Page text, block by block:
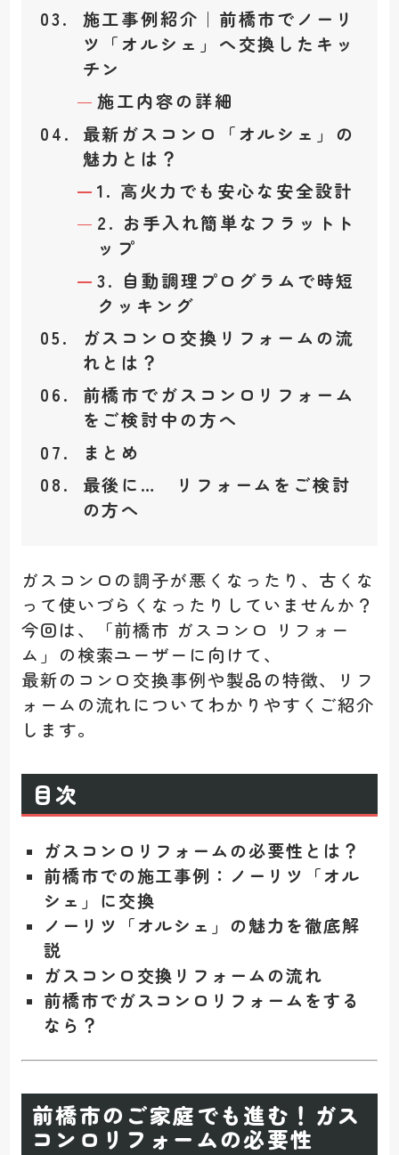
施工事例紹介｜前橋市でノーリ
ツ「オルシェ」へ交換したキッ
チン
施工内容の詳細
最新ガスコンロ「オルシェ」の
魅力とは？
1. 高火力でも安心な安全設計
2. お手入れ簡単なフラットト
ップ
3. 自動調理プログラムで時短
クッキング
ガスコンロ交換リフォームの流
れとは？
前橋市でガスコンロリフォーム
をご検討中の方へ
まとめ
最後に… リフォームをご検討
の方へ
ガスコンロの調子が悪くなったり、古くな
って使いづらくなったりしていませんか？
今回は、「前橋市 ガスコンロ リフォー
ム」の検索ユーザーに向けて、
最新のコンロ交換事例や製品の特徴、リフ
ォームの流れについてわかりやすくご紹介
します。
目次
ガスコンロリフォームの必要性とは？
前橋市での施工事例：ノーリツ「オル
シェ」に交換
ノーリツ「オルシェ」の魅力を徹底解
説
ガスコンロ交換リフォームの流れ
前橋市でガスコンロリフォームをする
なら？
前橋市のご家庭でも進む！ガス
コンロリフォームの必要性